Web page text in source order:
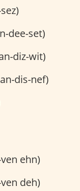
dee-set)
diz-wit)
dis-nef)
ehn)
deh)